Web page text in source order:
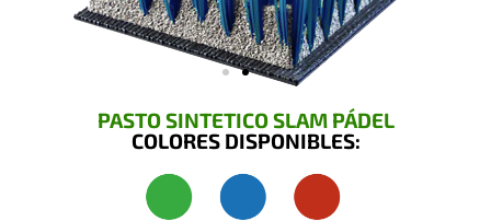
PASTO SINTETICO SLAM PÁDEL
COLORES DISPONIBLES: